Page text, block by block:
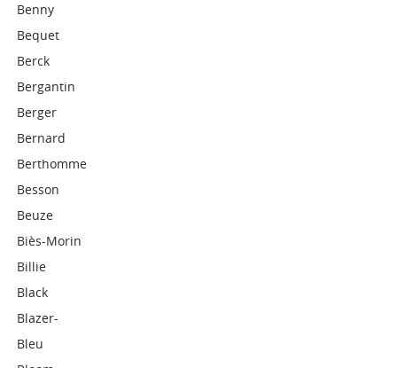
Benny
Bequet
Berck
Bergantin
Berger
Bernard
Berthomme
Besson
Beuze
Biès-Morin
Billie
Black
Blazer-
Bleu